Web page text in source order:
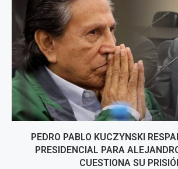
PEDRO PABLO KUCZYNSKI
PRESIDENCIAL PARA
CUESTIONA SU